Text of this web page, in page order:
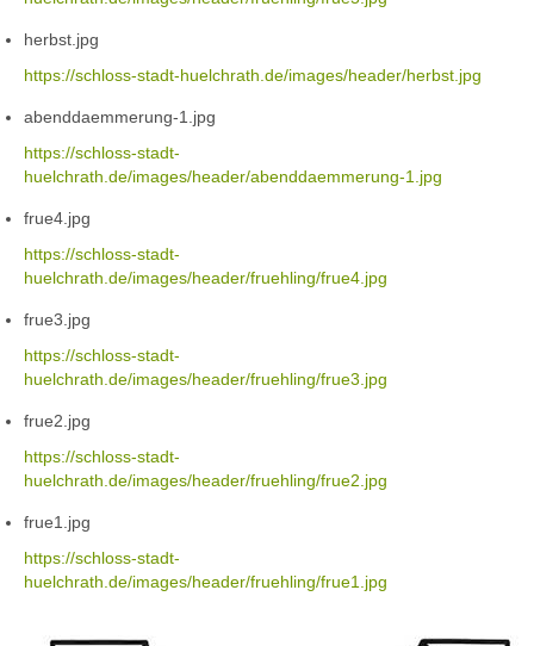
herbst.jpg
https://schloss-stadt-huelchrath.de/images/header/herbst.jpg
abenddaemmerung-1.jpg
https://schloss-stadt-
huelchrath.de/images/header/abenddaemmerung-1.jpg
frue4.jpg
https://schloss-stadt-
huelchrath.de/images/header/fruehling/frue4.jpg
frue3.jpg
https://schloss-stadt-
huelchrath.de/images/header/fruehling/frue3.jpg
frue2.jpg
https://schloss-stadt-
huelchrath.de/images/header/fruehling/frue2.jpg
frue1.jpg
https://schloss-stadt-
huelchrath.de/images/header/fruehling/frue1.jpg